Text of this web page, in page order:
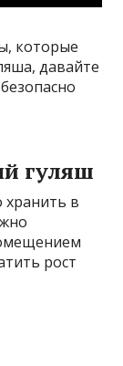
которые
давайте
гуляш
в
рост